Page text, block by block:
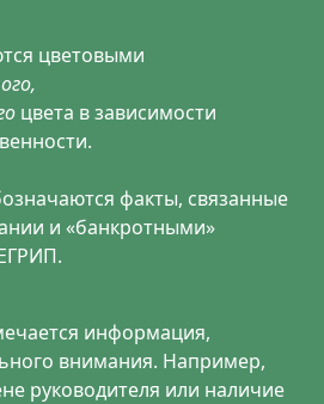
цветовыми
цвета в зависимости
факты, связанные
и «банкротными»
информация,
внимания. Например,
руководителя или наличие